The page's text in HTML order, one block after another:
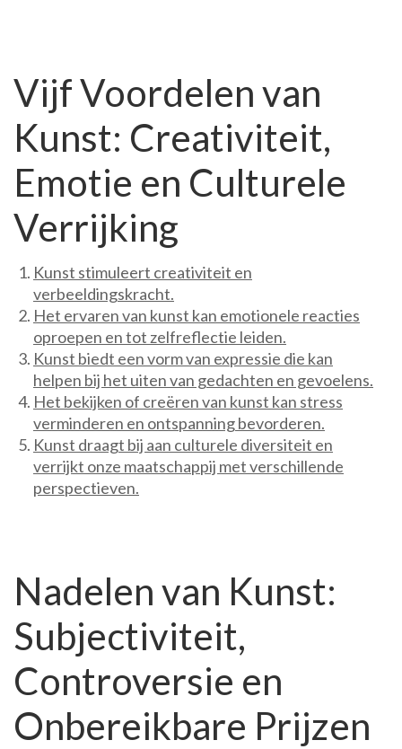
Vijf Voordelen van
Kunst: Creativiteit,
Emotie en Culturele
Verrijking
Kunst stimuleert creativiteit en
verbeeldingskracht.
Het ervaren van kunst kan emotionele reacties
oproepen en tot zelfreflectie leiden.
Kunst biedt een vorm van expressie die kan
helpen bij het uiten van gedachten en gevoelens.
Het bekijken of creëren van kunst kan stress
verminderen en ontspanning bevorderen.
Kunst draagt bij aan culturele diversiteit en
verrijkt onze maatschappij met verschillende
perspectieven.
Nadelen van Kunst:
Subjectiviteit,
Controversie en
Onbereikbare Prijzen